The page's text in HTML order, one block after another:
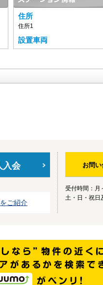
住所
住所1
設置車両
入会
ご紹介
お問
受付時間：月
土・日・祝日